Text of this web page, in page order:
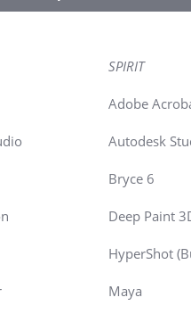
SPIRIT
Adobe
Autodesk
Bryce 6
Deep Paint
HyperShot
Maya